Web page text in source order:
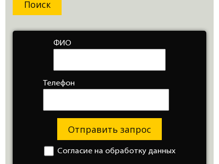
ФИО
Телефон
Отправить запрос
Согласие на обработку данных